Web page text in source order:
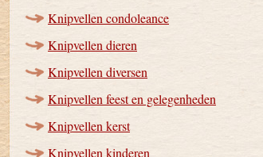
Knipvellen condoleance
Knipvellen dieren
Knipvellen diversen
Knipvellen feest en gelegenheden
Knipvellen kerst
Knipvellen kinderen